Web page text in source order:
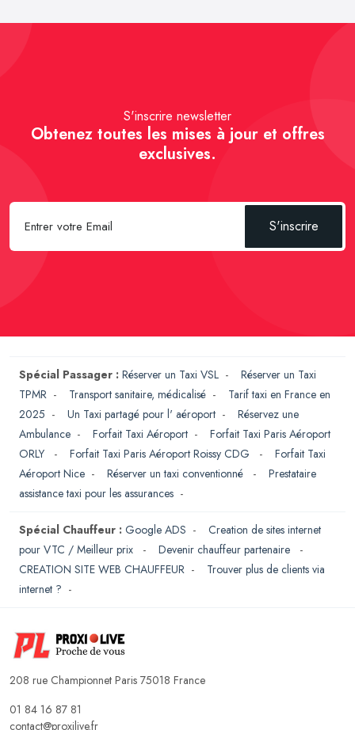
S'inscrire newsletter
Obtenez toutes les mises à jour et offres
exclusives.
S'inscrire
Spécial Passager : Réserver un Taxi VSL - Réserver un Taxi
TPMR - Transport sanitaire, médicalisé - Tarif taxi en France en
2025 - Un Taxi partagé pour l' aéroport - Réservez une
Ambulance - Forfait Taxi Aéroport - Forfait Taxi Paris Aéroport
ORLY
- Forfait Taxi Paris Aéroport Roissy CDG - Forfait Taxi
Aéroport Nice - Réserver un taxi conventionné - Prestataire
assistance taxi pour les assurances -
Spécial Chauffeur : Google ADS - Creation de sites internet
pour VTC / Meilleur prix
- Devenir chauffeur partenaire
-
CREATION SITE WEB CHAUFFEUR - Trouver plus de clients via
internet ? -
208 rue Championnet Paris 75018 France
01 84 16 87 81
contact@proxilive.fr